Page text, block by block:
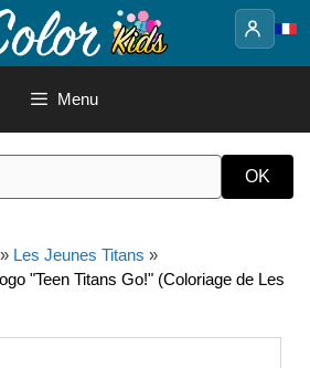
Menu
» Les Jeunes Titans »
"Teen Titans Go!" (Coloriage de Les